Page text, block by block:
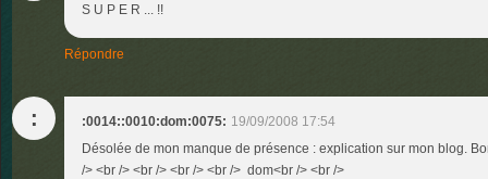
S U P E R ... !!
Répondre
: :0014::0010:dom:0075: 19/09/2008 17:54
Désolée de mon manque de présence : explication sur mon blog.
/> <br /> <br /> <br /> <br /> dom<br /> <br />